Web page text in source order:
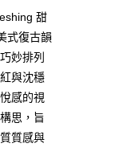
甜
式復古韻
妙排列
與沈穩
感的視
思，旨
質感與